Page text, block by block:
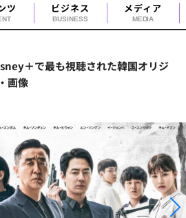
ツ ビジネス
BUSINESS
メディア
MEDIA
＋で最も視聴された韓国オリジ
画像